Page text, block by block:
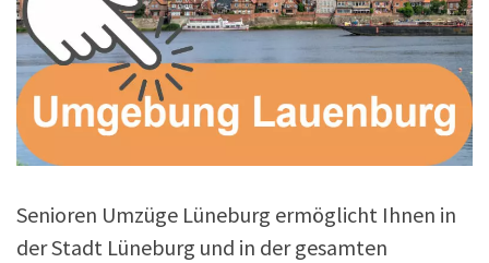
Senioren Umzüge Lüneburg ermöglicht Ihnen in
der Stadt Lüneburg und in der gesamten